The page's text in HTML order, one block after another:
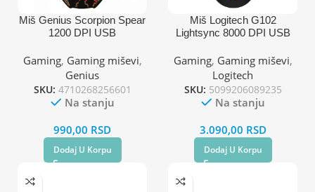
Miš Genius Scorpion Spear
1200 DPI USB
Gaming, Gaming miševi,
Genius
SKU: 4710268256601
Na stanju
990,00 RSD
Dodaj U Korpu
Miš Logitech G102
Lightsync 8000 DPI USB
Gaming, Gaming miševi,
Logitech
SKU: 5099206089235
Na stanju
3.090,00 RSD
Dodaj U Korpu